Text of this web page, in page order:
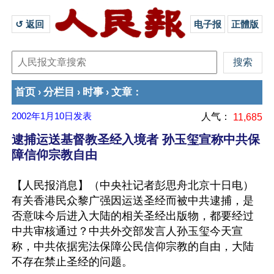
↺ 返回 电子报 正體版
首页 › 分栏目 › 时事 › 文章 ：
2002年1月10日 发表 人气： 11,685
逮捕运送基督教圣经入境者 孙玉玺宣称中共保
障信仰宗教自由
【人民报消息】（中央社记者彭思舟北京十日电）
有关香港民众黎广强因运送圣经而被中共逮捕，是
否意味今后进入大陆的相关圣经出版物，都要经过
中共审核通过？中共外交部发言人孙玉玺今天宣
称，中共依据宪法保障公民信仰宗教的自由，大陆
不存在禁止圣经的问题。